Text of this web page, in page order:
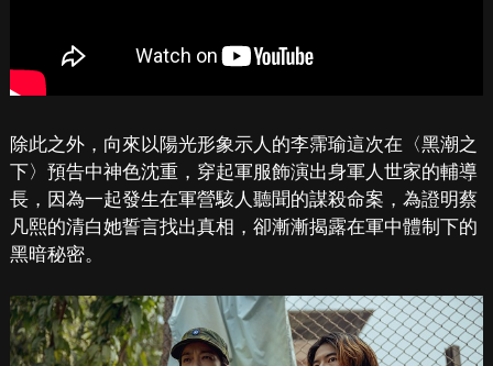
除此之外，向來以陽光形象示人的李霈瑜這次在〈黑潮之
下〉預告中神色沈重，穿起軍服飾演出身軍人世家的輔導
長，因為一起發生在軍營駭人聽聞的謀殺命案，為證明蔡
凡熙的清白她誓言找出真相，卻漸漸揭露在軍中體制下的
黑暗秘密。